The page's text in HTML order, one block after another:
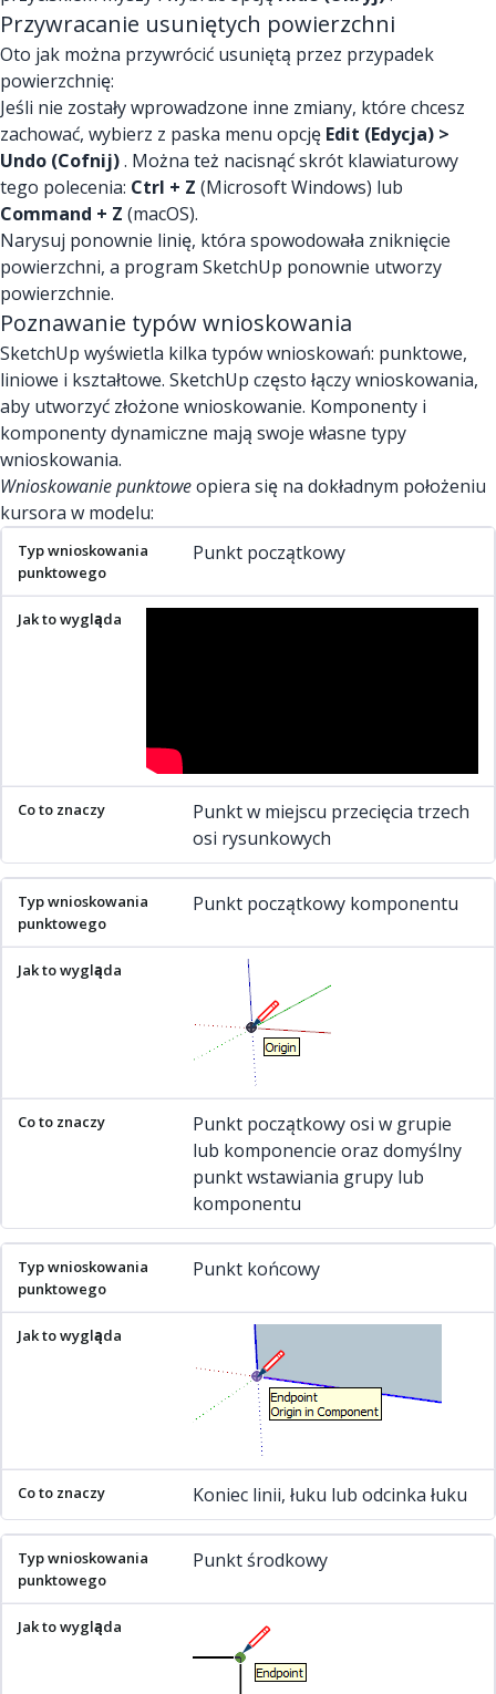
Przywracanie usuniętych powierzchni
Oto jak można przywrócić usuniętą przez przypadek
powierzchnię:
Jeśli nie zostały wprowadzone inne zmiany, które chcesz
zachować, wybierz z paska menu opcję Edit (Edycja) >
Undo (Cofnij). Można też nacisnąć skrót klawiaturowy
tego polecenia: Ctrl + Z (Microsoft Windows) lub
Command + Z (macOS).
Narysuj ponownie linię, która spowodowała zniknięcie
powierzchni, a program SketchUp ponownie utworzy
powierzchnie.
Poznawanie typów wnioskowania
SketchUp wyświetla kilka typów wnioskowań: punktowe,
liniowe i kształtowe. SketchUp często łączy wnioskowania,
aby utworzyć złożone wnioskowanie. Komponenty i
komponenty dynamiczne mają swoje własne typy
wnioskowania.
Wnioskowanie punktoweopiera się na dokładnym położeniu
kursora w modelu:
Typ wnioskowania punktowego
Jak to wygląda
Punkt początkowy
Punkt w miejscu przecięcia trzech
osi rysunkowych
Punkt początkowy komponentu
Punkt początkowy osi w grupie
lub komponencie oraz domyślny
punkt wstawiania grupy lub
komponentu
Punkt końcowy
Koniec linii, łuku lub odcinka łuku
Punkt środkowy